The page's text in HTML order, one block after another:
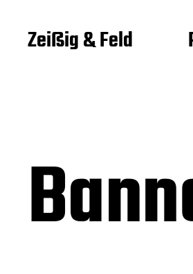
Zeißig & Feld